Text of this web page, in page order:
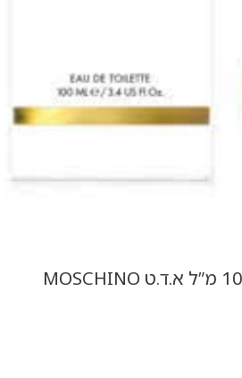
מוסקינו פרש קוטור 100 מ”ל א.ד.ט MOSCHINO